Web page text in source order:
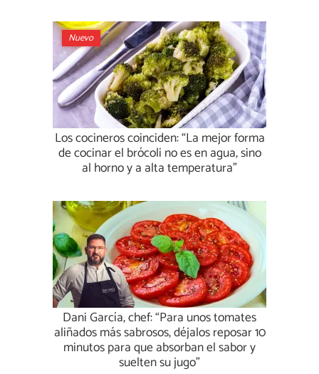
Nuevo
Los cocineros coinciden: “La mejor forma
de cocinar el brócoli no es en agua, sino
al horno y a alta temperatura”
Dani García, chef: “Para unos tomates
aliñados más sabrosos, déjalos reposar 10
minutos para que absorban el sabor y
suelten su jugo”